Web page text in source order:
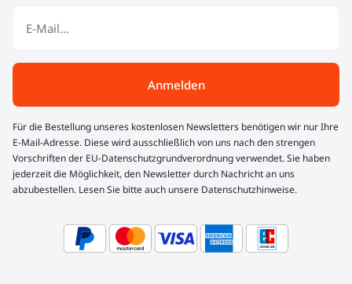
Anmelden
Für die Bestellung unseres kostenlosen Newsletters benötigen wir nur Ihre
E-Mail-Adresse. Diese wird ausschließlich von uns nach den strengen
Vorschriften der EU-Datenschutzgrundverordnung verwendet. Sie haben
jederzeit die Möglichkeit, den Newsletter durch Nachricht an uns
abzubestellen. Lesen Sie bitte auch unsere Datenschutzhinweise.